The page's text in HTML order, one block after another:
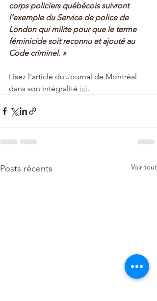
corps policiers québécois suivront
l’exemple du Service de police de
London qui milite pour que le terme
féminicide soit reconnu et ajouté au
Code criminel. »
Lisez l'article du Journal de Montréal
dans son intégralité ici.
Posts récents Voir tout